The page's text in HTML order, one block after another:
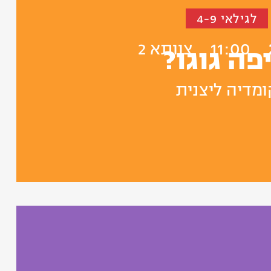
לגילאי 4-9
גוגו?
ליצנית
11:00 צוותא 2